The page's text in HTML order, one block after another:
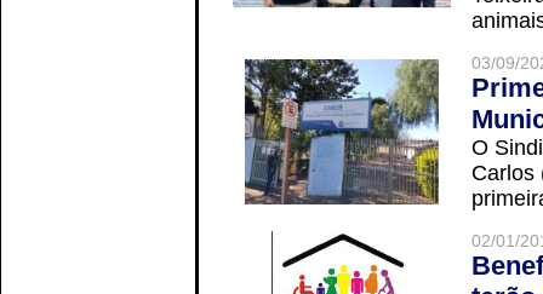
03/09/
O
Carlos
02/01/